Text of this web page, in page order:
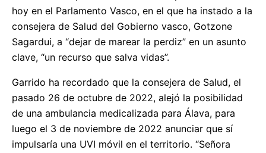
hoy en el Parlamento Vasco, en el que ha instado a la
consejera de Salud del Gobierno vasco, Gotzone
Sagardui, a “dejar de marear la perdiz” en un asunto
clave, “un recurso que salva vidas”.
Garrido ha recordado que la consejera de Salud, el
pasado 26 de octubre de 2022, alejó la posibilidad
de una ambulancia medicalizada para Álava, para
luego el 3 de noviembre de 2022 anunciar que sí
impulsaría una UVI móvil en el territorio. “Señora